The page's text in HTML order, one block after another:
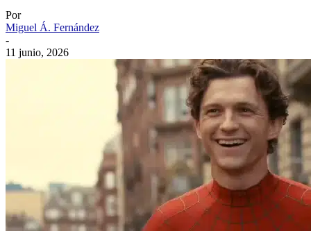
Por
Miguel Á. Fernández
-
11 junio, 2026